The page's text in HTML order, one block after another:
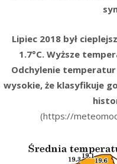
Lipiec 2018 był
1.7°C. Wyższe
Odchylenie
wysokie, że klasyfikuje
(https://